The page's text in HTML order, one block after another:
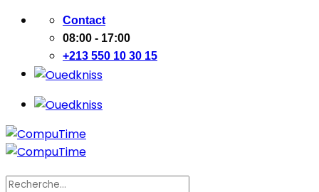
Passer
contenu
Contact
08:00 - 17:00
+213 550 10 30 15
Recherche